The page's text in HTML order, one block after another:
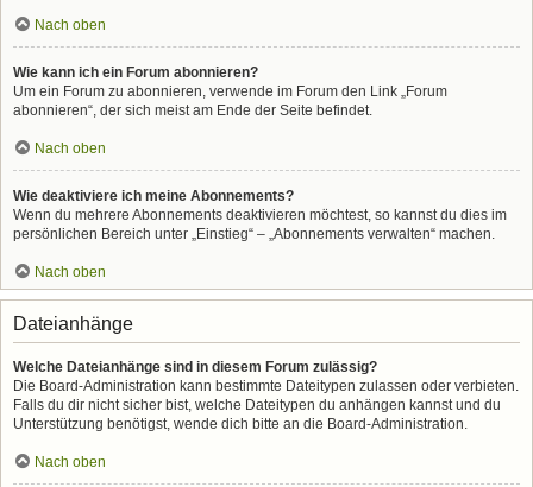
Nach oben
Wie kann ich ein Forum abonnieren?
Um ein Forum zu abonnieren, verwende im Forum den Link „Forum
abonnieren“, der sich meist am Ende der Seite befindet.
Nach oben
Wie deaktiviere ich meine Abonnements?
Wenn du mehrere Abonnements deaktivieren möchtest, so kannst du dies im
persönlichen Bereich unter „Einstieg“ – „Abonnements verwalten“ machen.
Nach oben
Dateianhänge
Welche Dateianhänge sind in diesem Forum zulässig?
Die Board-Administration kann bestimmte Dateitypen zulassen oder verbieten.
Falls du dir nicht sicher bist, welche Dateitypen du anhängen kannst und du
Unterstützung benötigst, wende dich bitte an die Board-Administration.
Nach oben